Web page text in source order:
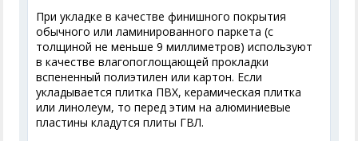
При укладке в качестве финишного покрытия
обычного или ламинированного паркета (с
толщиной не меньше 9 миллиметров) используют
в качестве влагопоглощающей прокладки
вспененный полиэтилен или картон. Если
укладывается плитка ПВХ, керамическая плитка
или линолеум, то перед этим на алюминиевые
пластины кладутся плиты ГВЛ.